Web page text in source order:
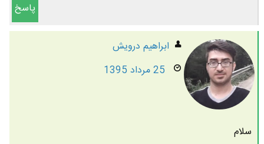
پاسخ
ابراهیم درویش
25 مرداد 1395
سلام